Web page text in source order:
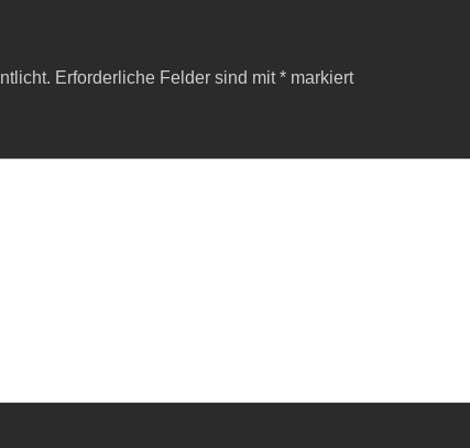
Erforderliche Felder sind mit* markiert